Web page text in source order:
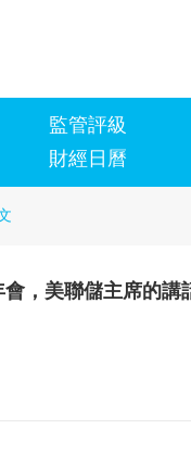
監管評級
財經日曆
，美聯儲主席的講